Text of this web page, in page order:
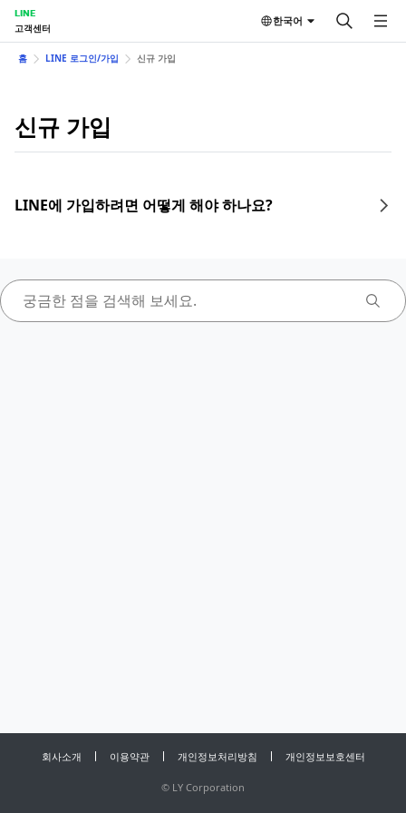
LINE
고객센터
한국어
홈 LINE 로그인/가입 신규 가입
신규 가입
LINE에 가입하려면 어떻게 해야 하나요?
회사소개 이용약관 개인정보처리방침 개인정보보호센터
© LY Corporation